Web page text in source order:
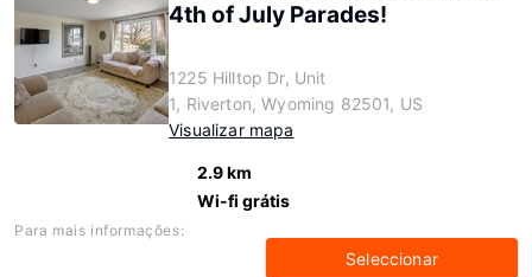
4th of July Parades!
1225 Hilltop Dr, Unit
1, Riverton, Wyoming 82501, US
Visualizar mapa
2.9 km
Wi-fi grátis
Para mais informações:
Seleccionar